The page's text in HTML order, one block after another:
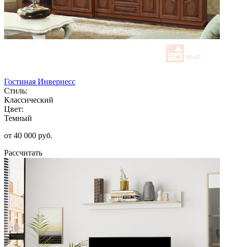
Гостиная Инвернесс
Стиль:
Классический
Цвет:
Темный
от 40 000 руб.
Рассчитать